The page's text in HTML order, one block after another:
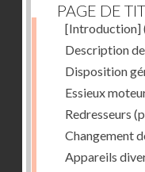
PAGE DE
[Introduction]
Description
Disposition
Essieux
Redresseurs
Changement
Appareils